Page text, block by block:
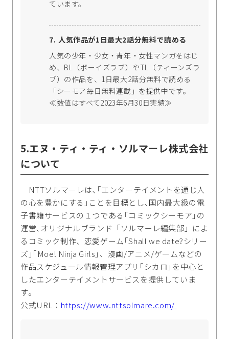
ています。
人気作品が1日最大2話分無料で読める
人気の少年・少女・青年・女性マンガをはじ
め、BL（ボーイズラブ）やTL（ティーンズラ
ブ）の作品を、1日最大2話分無料で読める
「シーモア毎日無料連載」を提供中です。
≪数値はすべて2023年6月30日実績≫
5.エヌ・ティ・ティ・ソルマーレ株式会社
について
NTTソルマーレは､｢エンターテイメントを通じ人
の心を豊かにする｣ことを目標とし､国内最大級の電
子書籍サービスの１つである｢コミックシーモア｣の
運営､オリジナルブランド「ソルマーレ編集部」によ
るコミック制作、恋愛ゲーム｢Shall we date?シリー
ズ｣｢Moe! Ninja Girls｣、漫画/アニメ/ゲームなどの
作品スケジュール情報管理アプリ｢シカロ｣を中心と
したエンターテイメントサービスを提供していま
す。
公式URL： https://www.nttsolmare.com/